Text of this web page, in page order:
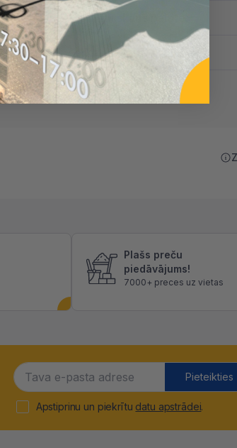
1000 mm Plātņu skaits paletē
0,033 w/mk Ugunsdrošibas klase
Plašs preču
piedāvājums!
7000+ preces uz vietas
Pieteikties
Apstiprinu un piekrītu datu apstrādei.